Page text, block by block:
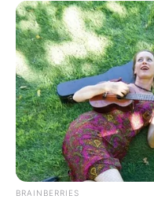
BRAINBERRIES